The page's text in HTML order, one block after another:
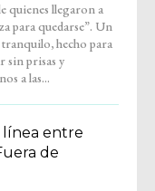
a las...
línea entre
de